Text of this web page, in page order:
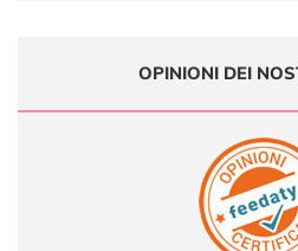
OPINIONI DEI